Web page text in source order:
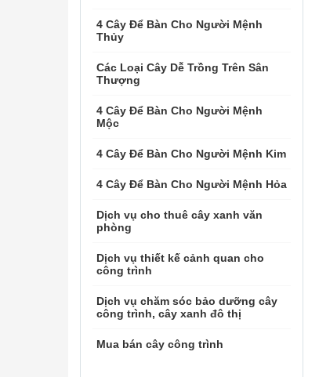
4 Cây Để Bàn Cho Người Mệnh
Thủy
Các Loại Cây Dễ Trồng Trên Sân
Thượng
4 Cây Để Bàn Cho Người Mệnh
Mộc
4 Cây Để Bàn Cho Người Mệnh Kim
4 Cây Để Bàn Cho Người Mệnh Hỏa
Dịch vụ cho thuê cây xanh văn
phòng
Dịch vụ thiết kế cảnh quan cho
công trình
Dịch vụ chăm sóc bảo dưỡng cây
công trình, cây xanh đô thị
Mua bán cây công trình